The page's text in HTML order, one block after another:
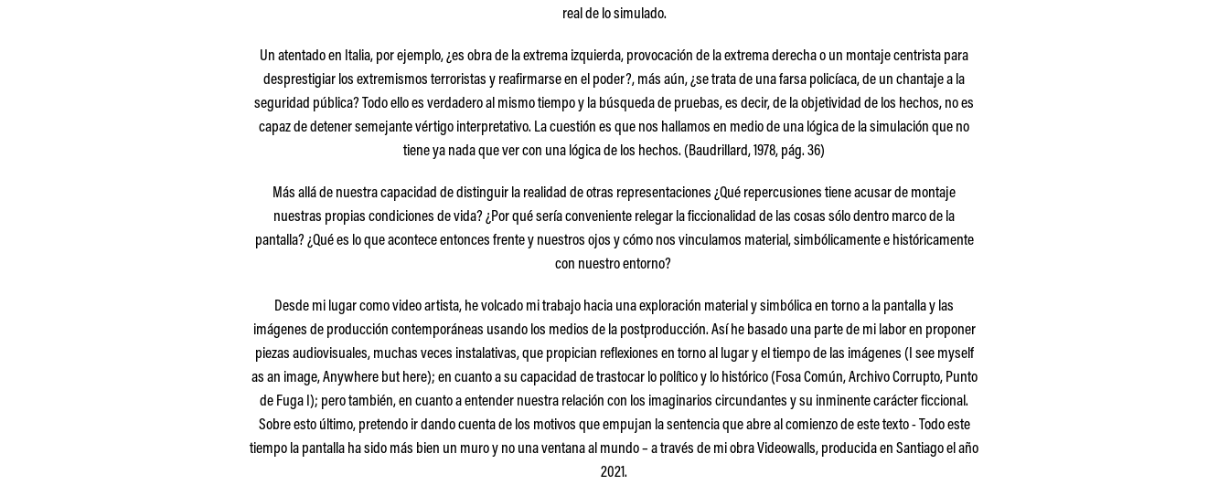
real de lo simulado.
Un atentado en Italia, por ejemplo, ¿es obra de la extrema izquierda, provocación de la extrema derecha o un montaje centrista para
desprestigiar los extremismos terroristas y reafirmarse en el poder?, más aún, ¿se trata de una farsa policíaca, de un chantaje a la
seguridad pública? Todo ello es verdadero al mismo tiempo y la búsqueda de pruebas, es decir, de la objetividad de los hechos, no es
capaz de detener semejante vértigo interpretativo. La cuestión es que nos hallamos en medio de una lógica de la simulación que no
tiene ya nada que ver con una lógica de los hechos. (Baudrillard, 1978, pág. 36)
Más allá de nuestra capacidad de distinguir la realidad de otras representaciones ¿Qué repercusiones tiene acusar de montaje
nuestras propias condiciones de vida? ¿Por qué sería conveniente relegar la ficcionalidad de las cosas sólo dentro marco de la
pantalla? ¿Qué es lo que acontece entonces frente y nuestros ojos y cómo nos vinculamos material, simbólicamente e históricamente
con nuestro entorno?
Desde mi lugar como video artista, he volcado mi trabajo hacia una exploración material y simbólica en torno a la pantalla y las
imágenes de producción contemporáneas usando los medios de la postproducción. Así he basado una parte de mi labor en proponer
piezas audiovisuales, muchas veces instalativas, que propician reflexiones en torno al lugar y el tiempo de las imágenes (I see myself
as an image, Anywhere but here); en cuanto a su capacidad de trastocar lo político y lo histórico (Fosa Común, Archivo Corrupto, Punto
de Fuga I); pero también, en cuanto a entender nuestra relación con los imaginarios circundantes y su inminente carácter ficcional.
Sobre esto último, pretendo ir dando cuenta de los motivos que empujan la sentencia que abre al comienzo de este texto -Todo este
tiempo la pantalla ha sido más bien un muro y no una ventana al mundo– a través de mi obra Videowalls, producida en Santiago el año
2021.